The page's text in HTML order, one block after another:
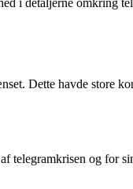
Dette havde store
telegramkrisen og for